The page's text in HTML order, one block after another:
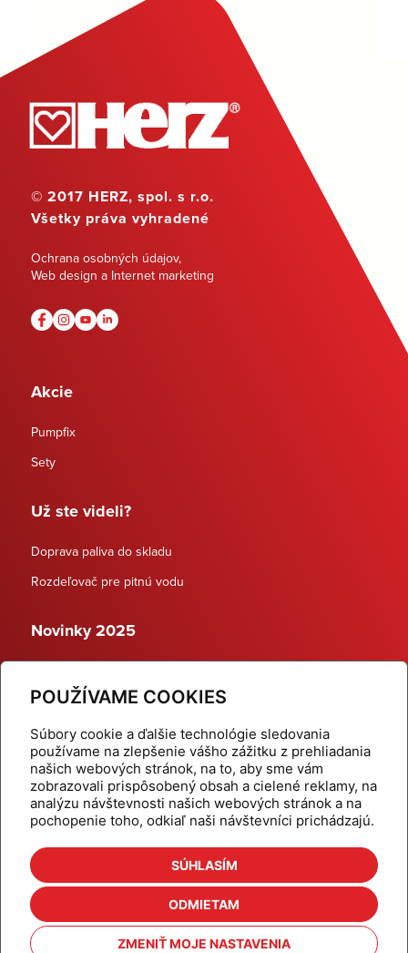
POUŽÍVAME COOKIES
Súbory cookie a ďalšie technológie sledovania
používame na zlepšenie vášho zážitku z prehliadania
našich webových stránok, na to, aby sme vám
zobrazovali prispôsobený obsah a cielené reklamy, na
analýzu návštevnosti našich webových stránok a na
pochopenie toho, odkiaľ naši návštevníci prichádzajú.
SÚHLASÍM
ODMIETAM
ZMENIŤ MOJE NASTAVENIA
© 2017 HERZ, spol. s r.o.
Všetky práva vyhradené
Ochrana osobných údajov,
Web design a Internet marketing
Akcie
Pumpfix
Sety
Už ste videli?
Doprava paliva do skladu
Rozdeľovač pre pitnú vodu
Novinky 2025
Dynamické termostatické ventily
Domov
Produkty
Aktuality
Odber šikovné tipy
Kalkulačky
Cenníky
Na stiahnutie
Referencie
Kontakt